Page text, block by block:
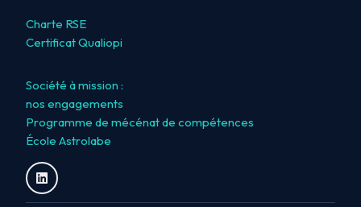
Charte RSE
Certificat Qualiopi
Société à mission :
nos engagements
Programme de mécénat de compétences
École Astrolabe